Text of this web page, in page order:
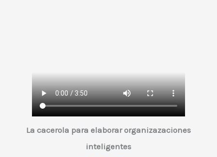
La cacerola para elaborar organizazaciones
inteligentes